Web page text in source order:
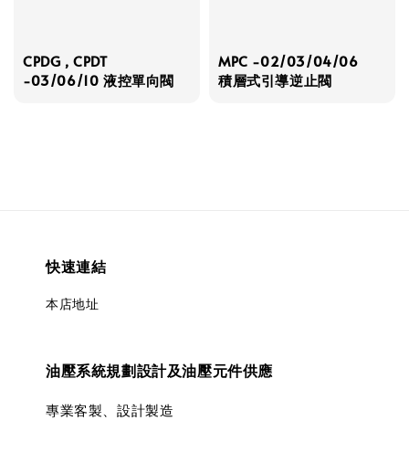
CPDG , CPDT
-03/06/10 液控單向閥
MPC -02/03/04/06
積層式引導逆止閥
快速連結
本店地址
油壓系統規劃設計及油壓元件供應
專業客製、設計製造